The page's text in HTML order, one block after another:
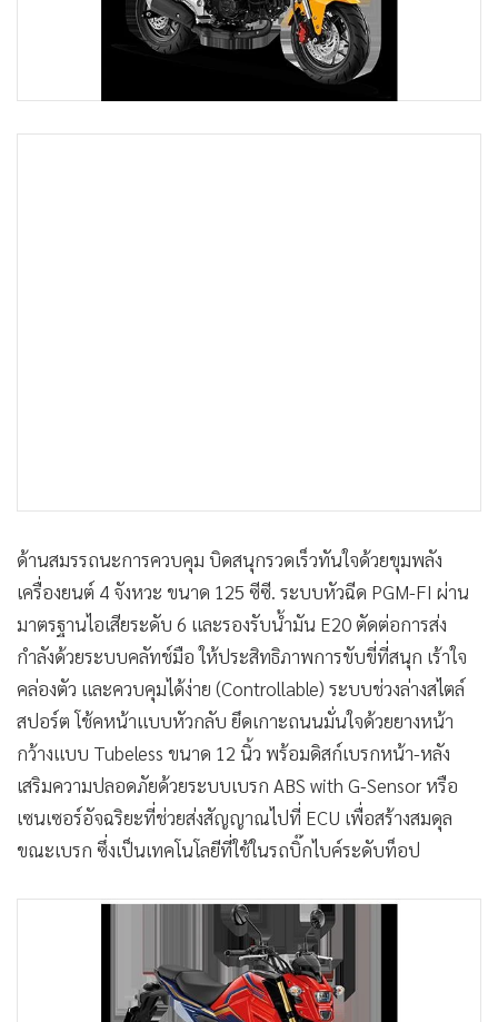
ด้านสมรรถนะการควบคุม บิดสนุกรวดเร็วทันใจด้วยขุมพลัง
เครื่องยนต์ 4 จังหวะ ขนาด 125 ซีซี. ระบบหัวฉีด PGM-FI ผ่าน
มาตรฐานไอเสียระดับ 6 และรองรับน้ำมัน E20 ตัดต่อการส่ง
กำลังด้วยระบบคลัทช์มือ ให้ประสิทธิภาพการขับขี่ที่สนุก เร้าใจ
คล่องตัว และควบคุมได้ง่าย (Controllable) ระบบช่วงล่างสไตล์
สปอร์ต โช้คหน้าแบบหัวกลับ ยึดเกาะถนนมั่นใจด้วยยางหน้า
กว้างแบบ Tubeless ขนาด 12 นิ้ว พร้อมดิสก์เบรกหน้า-หลัง
เสริมความปลอดภัยด้วยระบบเบรก ABS with G-Sensor หรือ
เซนเซอร์อัจฉริยะที่ช่วยส่งสัญญาณไปที่ ECU เพื่อสร้างสมดุล
ขณะเบรก ซึ่งเป็นเทคโนโลยีที่ใช้ในรถบิ๊กไบค์ระดับท็อป